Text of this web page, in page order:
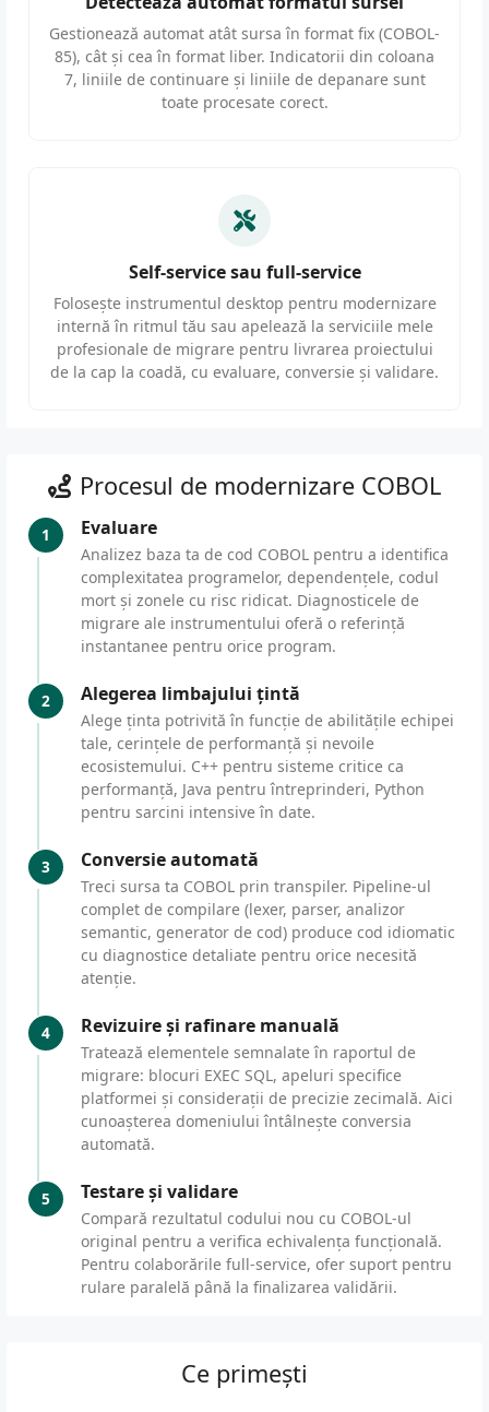
Gestionează automat atât sursa în format fix (COBOL-
85), cât și cea în format liber. Indicatorii din coloana
7, liniile de continuare și liniile de depanare sunt
toate procesate corect.
Self-service sau full-service
Folosește instrumentul desktop pentru modernizare
internă în ritmul tău sau apelează la serviciile mele
profesionale de migrare pentru livrarea proiectului
de la cap la coadă, cu evaluare, conversie și validare.
Procesul de modernizare COBOL
1 Evaluare
Analizez baza ta de cod COBOL pentru a identifica
complexitatea programelor, dependențele, codul
mort și zonele cu risc ridicat. Diagnosticele de
migrare ale instrumentului oferă o referință
instantanee pentru orice program.
2 Alegerea limbajului țintă
Alege ținta potrivită în funcție de abilitățile echipei
tale, cerințele de performanță și nevoile
ecosistemului. C++ pentru sisteme critice ca
performanță, Java pentru întreprinderi, Python
pentru sarcini intensive în date.
3 Conversie automată
Treci sursa ta COBOL prin transpiler. Pipeline-ul
complet de compilare (lexer, parser, analizor
semantic, generator de cod) produce cod idiomatic
cu diagnostice detaliate pentru orice necesită
atenție.
4 Revizuire și rafinare manuală
Tratează elementele semnalate în raportul de
migrare: blocuri EXEC SQL, apeluri specifice
platformei și considerații de precizie zecimală. Aici
cunoașterea domeniului întâlnește conversia
automată.
5 Testare și validare
Compară rezultatul codului nou cu COBOL-ul
original pentru a verifica echivalența funcțională.
Pentru colaborările full-service, ofer suport pentru
rulare paralelă până la finalizarea validării.
Ce primești